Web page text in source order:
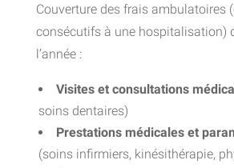
Couverture des frais ambulatoires
consécutifs à une hospitalisation)
l’année :
Visites et consultations
soins dentaires)
Prestations médicales et
(soins infirmiers, kinésithérapie,